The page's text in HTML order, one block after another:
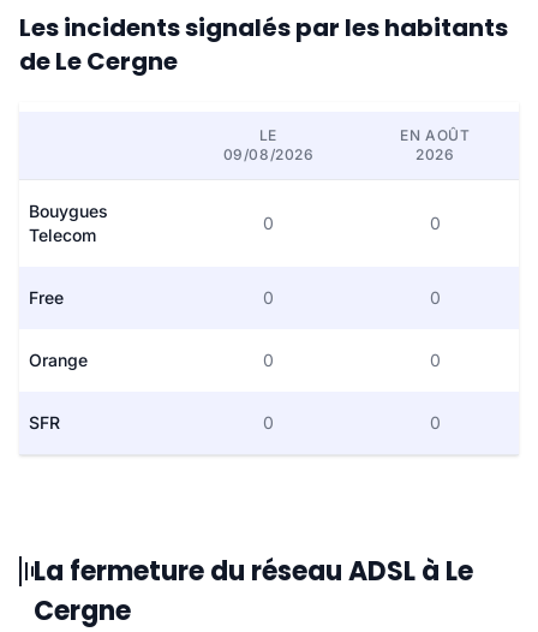
Les incidents signalés par les habitants
de Le Cergne
LE
09/08/2026
EN AOÛT
2026
Bouygues
Telecom
0 0
Free 0 0
Orange 0 0
SFR 0 0
La fermeture du réseau ADSL à Le
Cergne